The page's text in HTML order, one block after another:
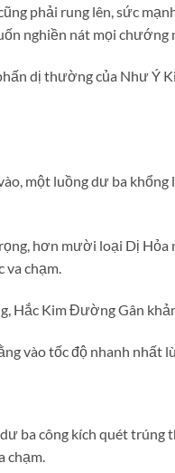
phải rung lên, sức
nghiền nát mọi chướng
dị thường của Như Ý
một luồng dư ba
hơn mười loại Dị
va chạm.
Hắc Kim Đường Gân
vào tốc độ nhanh nhất
dư ba công kích quét
chạm.